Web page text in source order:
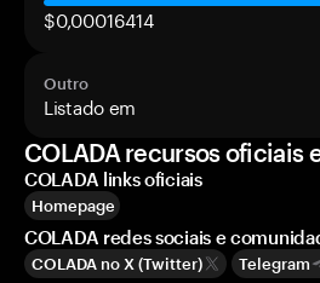
$0,00016414
Outro
Listado em
COLADA recursos oficiais
COLADA links oficiais
Homepage
COLADA redes sociais e
COLADA no X (Twitter) Telegram